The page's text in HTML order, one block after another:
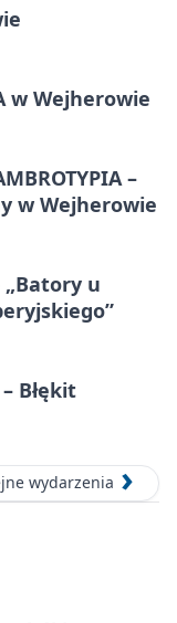
w Wejherowie
–
w Wejherowie
„Batory u
Błękit
wydarzenia